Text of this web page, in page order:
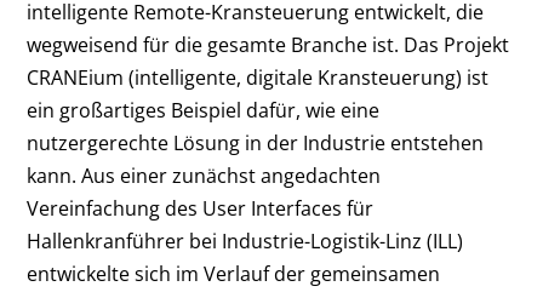
intelligente Remote-Kransteuerung entwickelt, die
wegweisend für die gesamte Branche ist. Das Projekt
CRANEium (intelligente, digitale Kransteuerung) ist
ein großartiges Beispiel dafür, wie eine
nutzergerechte Lösung in der Industrie entstehen
kann. Aus einer zunächst angedachten
Vereinfachung des User Interfaces für
Hallenkranführer bei Industrie-Logistik-Linz (ILL)
entwickelte sich im Verlauf der gemeinsamen